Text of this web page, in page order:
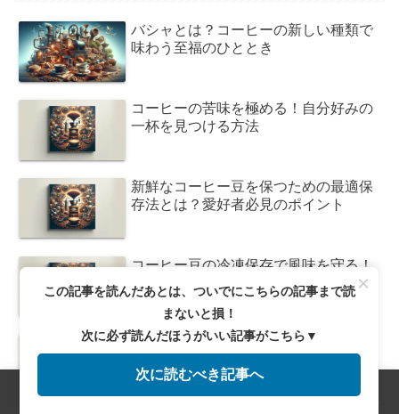
バシャとは？コーヒーの新しい種類で
味わう至福のひととき
コーヒーの苦味を極める！自分好みの
一杯を見つける方法
新鮮なコーヒー豆を保つための最適保
存法とは？愛好者必見のポイント
コーヒー豆の冷凍保存で風味を守る！
最適な期間と手順を徹底解説
コーヒー豆の保存法！常温で風味を長
サイドバー
×
この記事を読んだあとは、ついでにこちらの記事まで読
まないと損！
次に必ず読んだほうがいい記事がこちら▼
次に読むべき記事へ